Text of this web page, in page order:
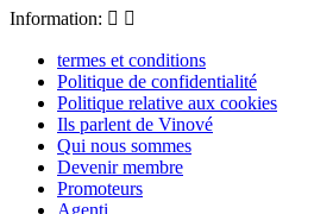
Information:  
termes et conditions
Politique de confidentialité
Politique relative aux cookies
Ils parlent de Vinové
Qui nous sommes
Devenir membre
Promoteurs